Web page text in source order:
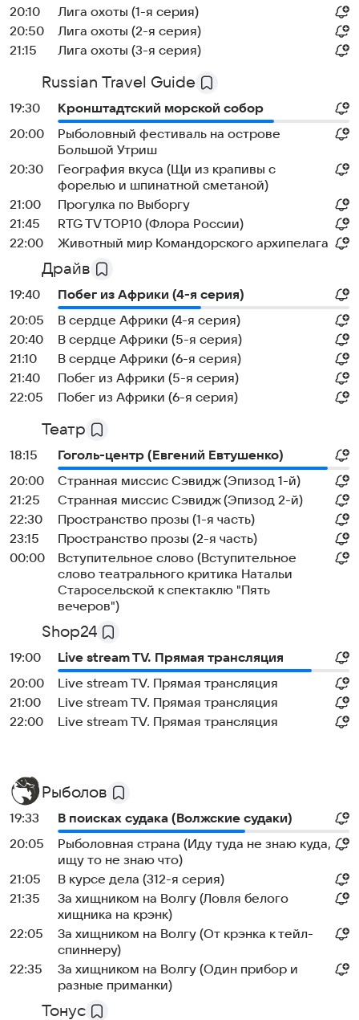
20:10
Лига охоты (1-я серия)
20:50
Лига охоты (2-я серия)
21:15
Лига охоты (3-я серия)
Russian Travel Guide
19:30
Кронштадтский морской собор
20:00
Рыболовный фестиваль на острове
Большой Утриш
20:30
География вкуса (Щи из крапивы с
форелью и шпинатной сметаной)
21:00
Прогулка по Выборгу
21:45
RTG TV TOP10 (Флора России)
22:00
Животный мир Командорского архипелага
Драйв
19:40
Побег из Африки (4-я серия)
20:05
В сердце Африки (4-я серия)
20:40
В сердце Африки (5-я серия)
21:10
В сердце Африки (6-я серия)
21:40
Побег из Африки (5-я серия)
22:05
Побег из Африки (6-я серия)
Театр
18:15
Гоголь-центр (Евгений Евтушенко)
20:00
Странная миссис Сэвидж (Эпизод 1-й)
21:25
Странная миссис Сэвидж (Эпизод 2-й)
22:30
Пространство прозы (1-я часть)
23:15
Пространство прозы (2-я часть)
00:00
Вступительное слово (Вступительное
слово театрального критика Натальи
Старосельской к спектаклю "Пять
вечеров")
Shop24
19:00
Live stream TV. Прямая трансляция
20:00
Live stream TV. Прямая трансляция
21:00
Live stream TV. Прямая трансляция
22:00
Live stream TV. Прямая трансляция
Рыболов
19:33
В поисках судака (Волжские судаки)
20:05
Рыболовная страна (Иду туда не знаю куда,
ищу то не знаю что)
21:05
В курсе дела (312-я серия)
21:35
За хищником на Волгу (Ловля белого
хищника на крэнк)
22:05
За хищником на Волгу (От крэнка к тейл-
спиннеру)
22:35
За хищником на Волгу (Один прибор и
разные приманки)
Тонус